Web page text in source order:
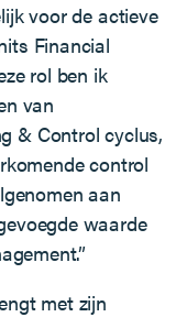
voor de actieve
Financial
rol ben ik
van
& Control cyclus,
control
aan
waarde
met zijn